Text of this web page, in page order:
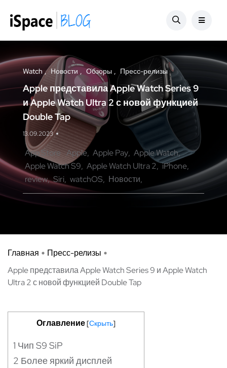
Watch Новости Обзоры Пресс-релизы
Apple представила Apple Watch Series 9
и Apple Watch Ultra 2 с новой функцией
Double Tap
13.09.2023
App Store Apple Apple Pay Apple Watch
Apple Watch S9 Apple Watch Ultra 2 iPhone
review Siri watchOS Новости
Главная
Пресс-релизы
Apple представила Apple Watch Series 9 и Apple Watch
Ultra 2 с новой функцией Double Tap
Оглавление[Скрыть]
1 Чип S9 SiP
2 Более яркий дисплей